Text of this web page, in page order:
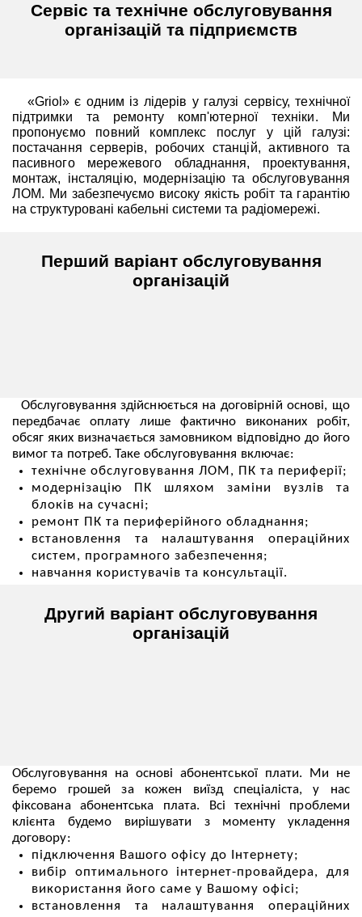
Сервіс та технічне обслуговування
організацій та підприємств
«Griol» є одним із лідерів у галузі сервісу, технічної
підтримки та ремонту комп'ютерної техніки. Ми
пропонуємо повний комплекс послуг у цій галузі:
постачання серверів, робочих станцій, активного та
пасивного мережевого обладнання, проектування,
монтаж, інсталяцію, модернізацію та обслуговування
ЛОМ. Ми забезпечуємо високу якість робіт та гарантію
на структуровані кабельні системи та радіомережі.
Перший варіант обслуговування
організацій
Обслуговування здійснюється на договірній основі, що
передбачає оплату лише фактично виконаних робіт,
обсяг яких визначається замовником відповідно до його
вимог та потреб. Таке обслуговування включає:
технічне обслуговування ЛОМ, ПК та периферії;
модернізацію ПК шляхом заміни вузлів та
блоків на сучасні;
ремонт ПК та периферійного обладнання;
встановлення та налаштування операційних
систем, програмного забезпечення;
навчання користувачів та консультації.
Другий варіант обслуговування
організацій
Обслуговування на основі абонентської плати. Ми не
беремо грошей за кожен виїзд спеціаліста, у нас
фіксована абонентська плата. Всі технічні проблеми
клієнта будемо вирішувати з моменту укладення
договору:
підключення Вашого офісу до Інтернету;
вибір оптимального інтернет-провайдера, для
використання його саме у Вашому офісі;
встановлення та налаштування операційних